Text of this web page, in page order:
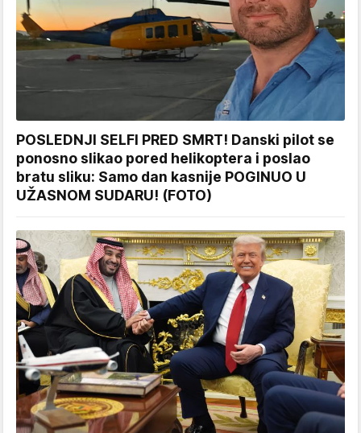
POSLEDNJI SELFI PRED SMRT! Danski pilot se
ponosno slikao pored helikoptera i poslao
bratu sliku: Samo dan kasnije POGINUO U
UŽASNOM SUDARU! (FOTO)